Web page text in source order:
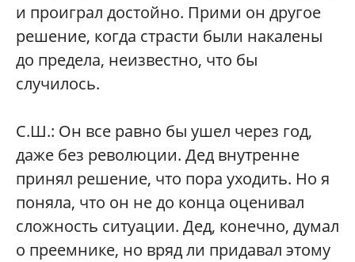
и проиграл достойно. Прими он другое
решение, когда страсти были накалены
до предела, неизвестно, что бы
случилось.
С.Ш.: Он все равно бы ушел через год,
даже без революции. Дед внутренне
принял решение, что пора уходить. Но я
поняла, что он не до конца оценивал
сложность ситуации. Дед, конечно, думал
о преемнике, но вряд ли придавал этому